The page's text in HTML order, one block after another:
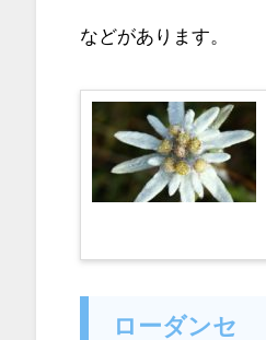
などがあります。
ローダンセ